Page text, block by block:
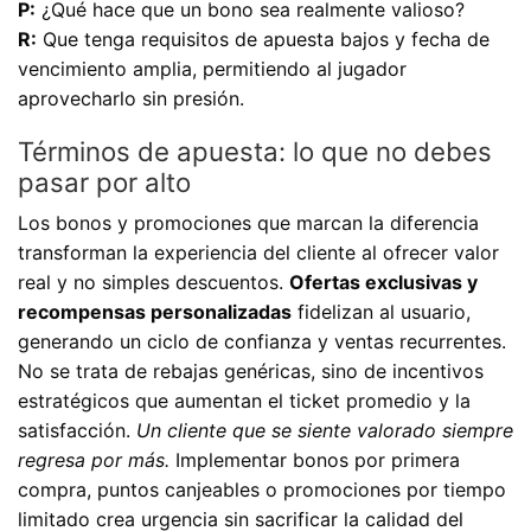
P: ¿Qué hace que un bono sea realmente valioso?
R: Que tenga requisitos de apuesta bajos y fecha de
vencimiento amplia, permitiendo al jugador
aprovecharlo sin presión.
Términos de apuesta: lo que no debes
pasar por alto
Los bonos y promociones que marcan la diferencia
transforman la experiencia del cliente al ofrecer valor
real y no simples descuentos. Ofertas exclusivas y
recompensas personalizadas fidelizan al usuario,
generando un ciclo de confianza y ventas recurrentes.
No se trata de rebajas genéricas, sino de incentivos
estratégicos que aumentan el ticket promedio y la
satisfacción. Un cliente que se siente valorado siempre
regresa por más. Implementar bonos por primera
compra, puntos canjeables o promociones por tiempo
limitado crea urgencia sin sacrificar la calidad del